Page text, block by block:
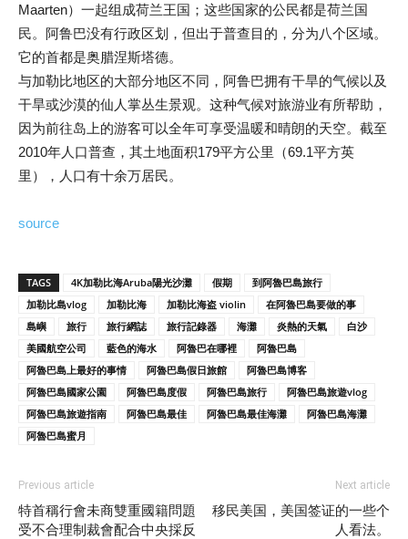
Maarten）一起组成荷兰王国；这些国家的公民都是荷兰国
民。阿鲁巴没有行政区划，但出于普查目的，分为八个区域。
它的首都是奥腊涅斯塔德。
与加勒比地区的大部分地区不同，阿鲁巴拥有干旱的气候以及
干旱或沙漠的仙人掌丛生景观。这种气候对旅游业有所帮助，
因为前往岛上的游客可以全年可享受温暖和晴朗的天空。截至
2010年人口普查，其土地面积179平方公里（69.1平方英
里），人口有十余万居民。
source
TAGS 4K加勒比海Aruba陽光沙灘 假期
到阿魯巴島旅行
加勒比島vlog
加勒比海 加勒比海盗 violin
在阿魯巴島要做的事
島嶼
旅行 旅行網誌 旅行記錄器 海灘 炎熱的天氣
白沙
美國航空公司
藍色的海水 阿魯巴在哪裡
阿魯巴島
阿魯巴島上最好的事情
阿魯巴島假日旅館
阿魯巴島博客
阿魯巴島國家公園
阿魯巴島度假 阿魯巴島旅行
阿魯巴島旅遊vlog
阿魯巴島旅遊指南
阿魯巴島最佳 阿魯巴島最佳海灘
阿魯巴島海灘
阿魯巴島蜜月
Previous article
特首稱行會未商雙重國籍問題
受不合理制裁會配合中央採反
Next article
移民美国，美国签证的一些个
人看法。